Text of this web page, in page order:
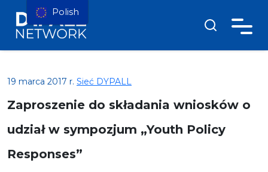
19 marca 2017 r. Sieć DYPALL
Zaproszenie do składania wniosków o
udział w sympozjum „Youth Policy
Responses”
Polish